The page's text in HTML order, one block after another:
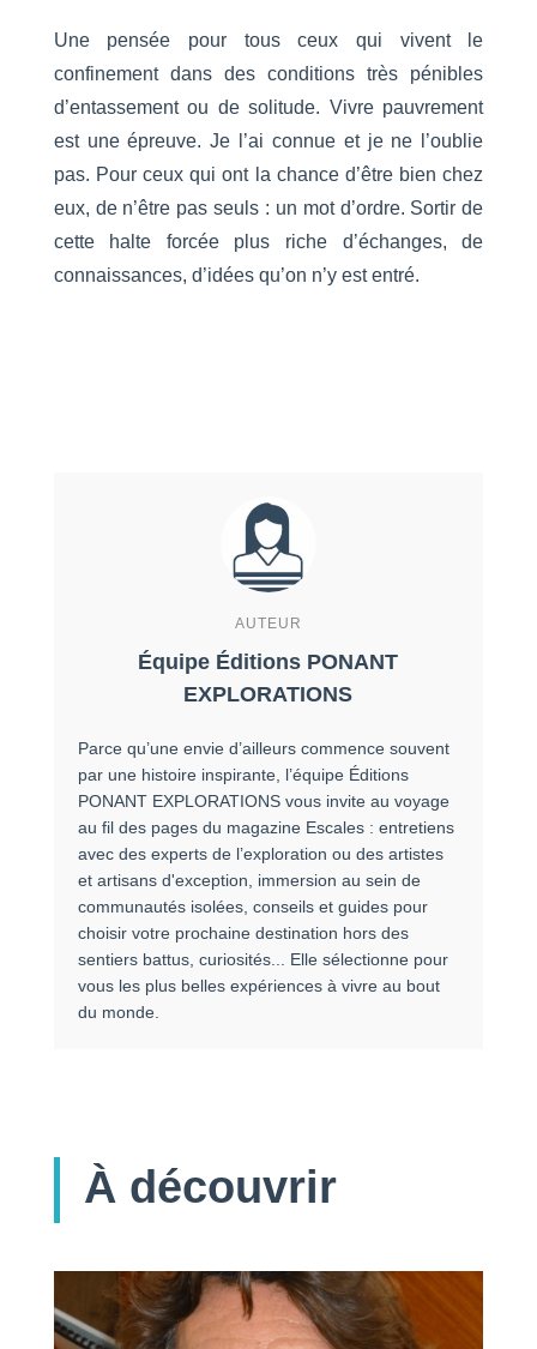
Une pensée pour tous ceux qui vivent le
confinement dans des conditions très pénibles
d’entassement ou de solitude. Vivre pauvrement
est une épreuve. Je l’ai connue et je ne l’oublie
pas. Pour ceux qui ont la chance d’être bien chez
eux, de n’être pas seuls : un mot d’ordre. Sortir de
cette halte forcée plus riche d’échanges, de
connaissances, d’idées qu’on n’y est entré.
AUTEUR
Équipe Éditions PONANT
EXPLORATIONS
Parce qu’une envie d’ailleurs commence souvent
par une histoire inspirante, l’équipe Éditions
PONANT EXPLORATIONS vous invite au voyage
au fil des pages du magazine Escales : entretiens
avec des experts de l’exploration ou des artistes
et artisans d'exception, immersion au sein de
communautés isolées, conseils et guides pour
choisir votre prochaine destination hors des
sentiers battus, curiosités... Elle sélectionne pour
vous les plus belles expériences à vivre au bout
du monde.
À découvrir